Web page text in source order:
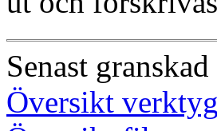
Senast
Översikt verktyg